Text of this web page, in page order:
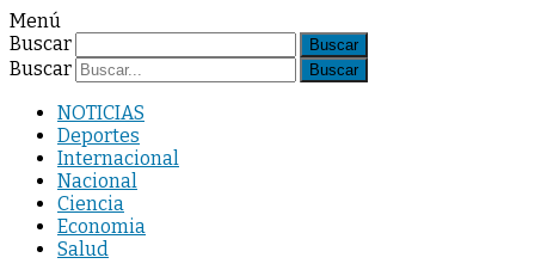
Menú
Buscar
Buscar
NOTICIAS
Deportes
Internacional
Nacional
Ciencia
Economia
Salud